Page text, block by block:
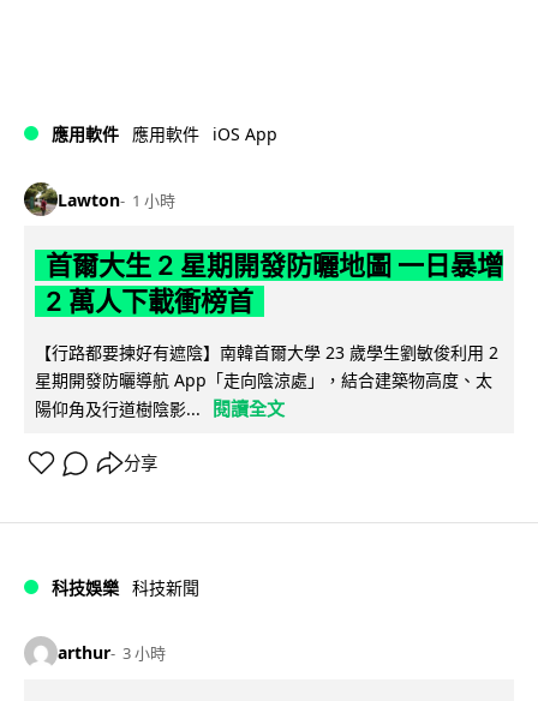
應用軟件 應用軟件 iOS App
Lawton 1 小時
首爾大生 2 星期開發防曬地圖 一日暴增
2 萬人下載衝榜首
【行路都要揀好有遮陰】南韓首爾大學 23 歲學生劉敏俊利用 2
星期開發防曬導航 App「走向陰涼處」，結合建築物高度、太
陽仰角及行道樹陰影...
閱讀全文
分享
科技娛樂 科技新聞
arthur 3 小時